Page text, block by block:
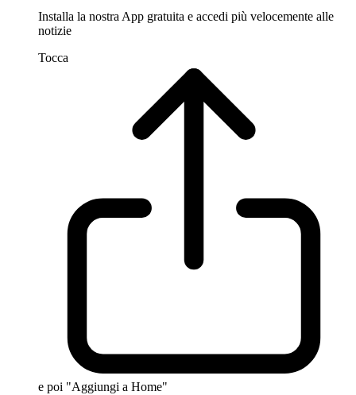
Installa la nostra App gratuita e accedi più velocemente alle
notizie
Tocca
e poi "Aggiungi a Home"